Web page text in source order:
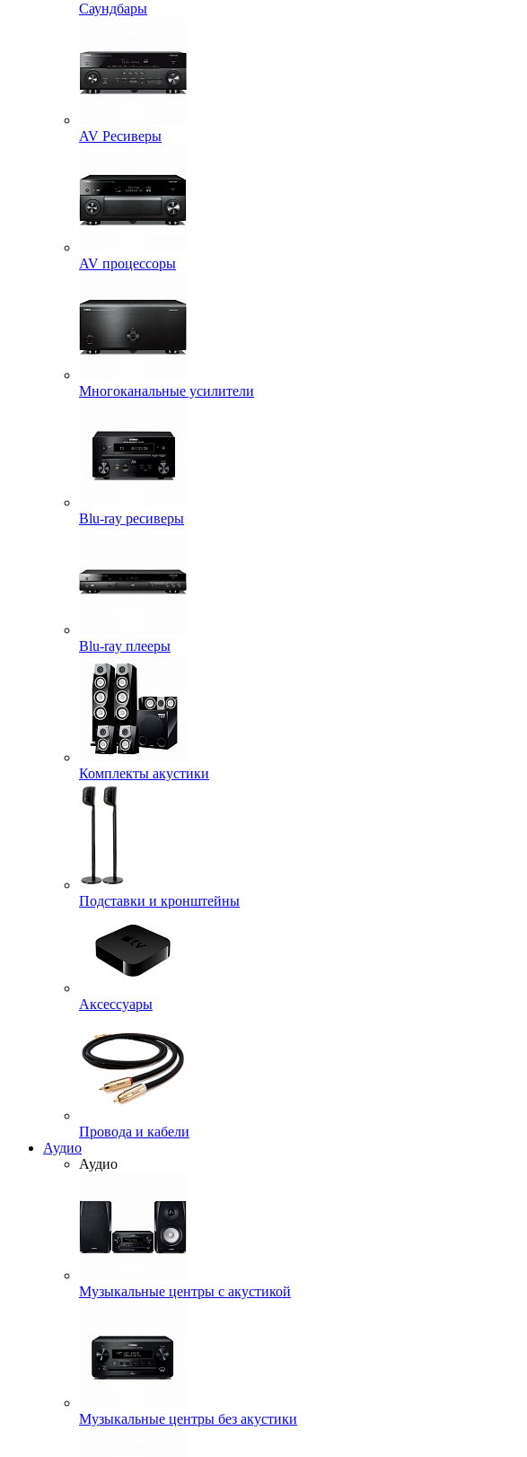
Саундбары
AV Ресиверы
AV процессоры
Многоканальные усилители
Blu-ray ресиверы
Blu-ray плееры
Комплекты акустики
Подставки и кронштейны
Аксессуары
Провода и кабели
Аудио
Аудио
Музыкальные центры с акустикой
Музыкальные центры без акустики